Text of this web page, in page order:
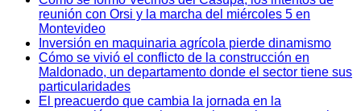
reunión con Orsi y la marcha del miércoles 5 en
Montevideo
Inversión en maquinaria agrícola pierde dinamismo
Cómo se vivió el conflicto de la construcción en
Maldonado, un departamento donde el sector tiene sus
particularidades
El preacuerdo que cambia la jornada en la